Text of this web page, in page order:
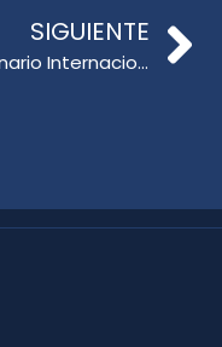
SIGUIENTE
Seminario Internacional sobre Convivencia Escolar y Comportamiento Prosocial en la UdeC